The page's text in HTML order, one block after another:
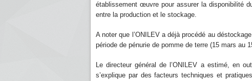
établissement œuvre pour assurer la disponibilité
entre la production et le stockage.
A noter que l’ONILEV a déjà procédé au
période de pénurie de pomme de terre (15 mars au
Le directeur général de l’ONILEV a estimé, en
s’explique par des facteurs techniques et